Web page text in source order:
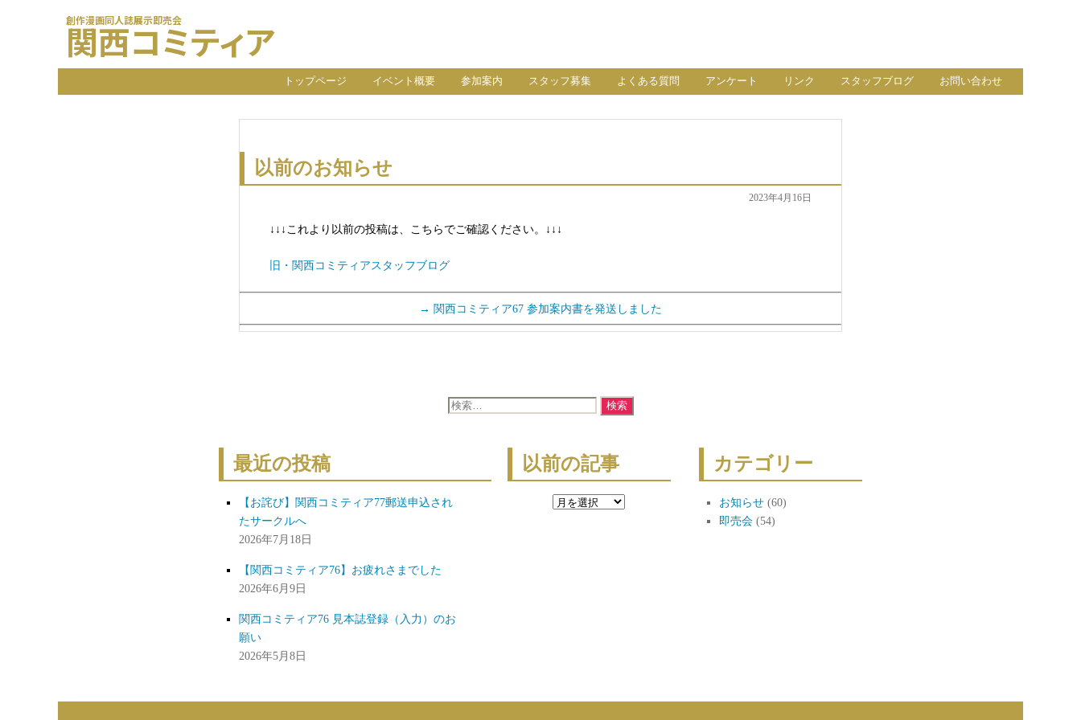
創作漫画同人誌展示即売会
関西コミティア
トップページ イベント概要 参加案内 スタッフ募集 よくある質問 アンケート リンク スタッフブログ お問い合わせ
以前のお知らせ
2023年4月16日
↓ ↓ ↓これより以前の投稿は、こちらでご確認ください。↓ ↓ ↓
旧・関西コミティアスタッフブログ
→ 関西コミティア67 参加案内書を発送しました
検
最近の投稿
【お詫び】関西コミティア77郵送申込され
たサークルへ
2026年7月18日
【関西コミティア76】お疲れさまでした
2026年6月9日
関西コミティア76 見本誌登録（入力）のお
願い
2026年5月8日
以前の記事
以
カテゴリー
お知らせ(60)
即売会(54)